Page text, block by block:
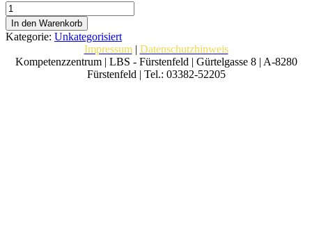
Schnupperdrechseln
am
06.07.2026
#4404
Menge
In den Warenkorb
Kategorie: Unkategorisiert
Impressum| Datenschutzhinweis
Kompetenzzentrum | LBS - Fürstenfeld | Gürtelgasse 8 | A-8280
Fürstenfeld | Tel.: 03382-52205